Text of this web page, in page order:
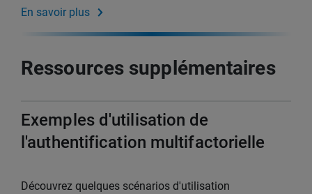
En savoir plus
Ressources supplémentaires
Exemples d'utilisation de
l'authentification multifactorielle
Découvrez quelques scénarios d'utilisation